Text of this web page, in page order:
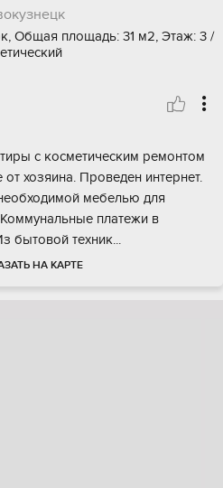
Общая площадь: 31 м2, Этаж: 3 /
с косметическим ремонтом
хозяина. Проведен интернет.
мебелью для
платежи в
бытовой техник...
НА КАРТЕ